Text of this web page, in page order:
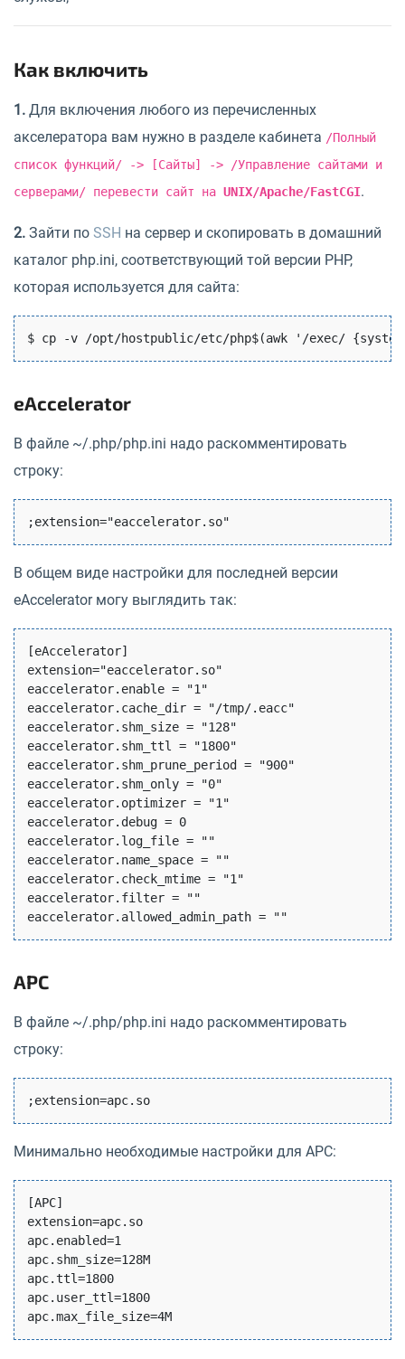
Как включить
1. Для включения любого из перечисленных
акселератора вам нужно в разделе кабинета /Полный
список функций/ -> [Сайты] -> /Управление сайтами и
серверами/ перевести сайт на UNIX/Apache/FastCGI.
2. Зайти по SSH на сервер и скопировать в домашний
каталог php.ini, соответствующий той версии PHP,
которая используется для сайта:
$ cp -v /opt/hostpublic/etc/php$(awk '/exec/
eAccelerator
В файле ~/.php/php.ini надо раскомментировать
строку:
В общем виде настройки для последней версии
eAccelerator могу выглядить так:
[eAccelerator]
extension="eaccelerator.so"
eaccelerator.enable = "1"
eaccelerator.cache_dir = "/tmp/.eacc"
eaccelerator.shm_size = "128"
eaccelerator.shm_ttl = "1800"
eaccelerator.shm_prune_period = "900"
eaccelerator.shm_only = "0"
eaccelerator.optimizer = "1"
eaccelerator.debug = 0
eaccelerator.log_file = ""
eaccelerator.name_space = ""
eaccelerator.check_mtime = "1"
eaccelerator.filter = ""
APC
В файле ~/.php/php.ini надо раскомментировать
строку:
Минимально необходимые настройки для APC:
[APC]
extension=apc.so
apc.enabled=1
apc.shm_size=128M
apc.ttl=1800
apc.user_ttl=1800